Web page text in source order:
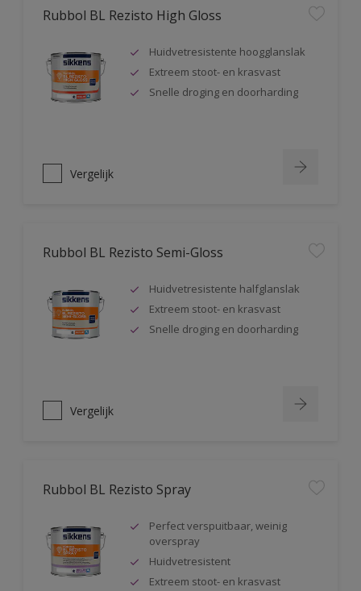
Rubbol BL Rezisto High Gloss
Huidvetresistente hoogglanslak
Extreem stoot- en krasvast
Snelle droging en doorharding
Vergelijk
Rubbol BL Rezisto Semi-Gloss
Huidvetresistente halfglanslak
Extreem stoot- en krasvast
Snelle droging en doorharding
Vergelijk
Rubbol BL Rezisto Spray
Perfect verspuitbaar, weinig
overspray
Huidvetresistent
Extreem stoot- en krasvast